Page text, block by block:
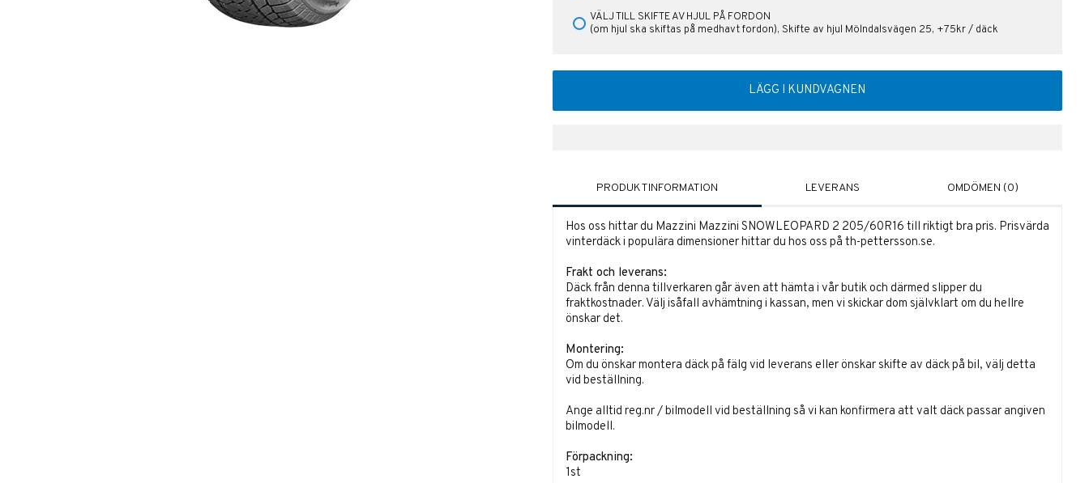
VÄLJ TILL SKIFTE AV HJUL PÅ FORDON
(om hjul ska skiftas på medhavt fordon), Skifte av hjul Mölndalsvägen 25, +75kr / däck
LÄGG I KUNDVAGNEN
PRODUKTINFORMATION
Hos oss hittar du Mazzini Mazzini SNOWLEOPARD 2 205/60R16 till riktigt bra pris. Prisvärda
vinterdäck i populära dimensioner hittar du hos oss på th-pettersson.se.
Frakt och leverans:
Däck från denna tillverkaren går även att hämta i vår butik och därmed slipper du
fraktkostnader. Välj isåfall avhämtning i kassan, men vi skickar dom självklart om du hellre
önskar det.
Montering:
Om du önskar montera däck på fälg vid leverans eller önskar skifte av däck på bil, välj detta
vid beställning.
Ange alltid reg.nr / bilmodell vid beställning så vi kan konfirmera att valt däck passar angiven
bilmodell.
Förpackning:
1st
LEVERANS OMDÖMEN (0)